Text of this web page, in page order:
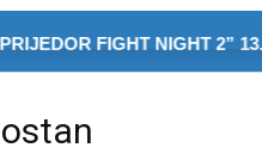
FIGHT NIGHT 2” 13.